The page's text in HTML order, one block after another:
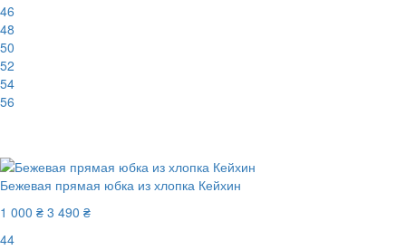
46
48
50
52
54
56
Бежевая прямая юбка из хлопка Кейхин
1 000 ₴ 3 490 ₴
44